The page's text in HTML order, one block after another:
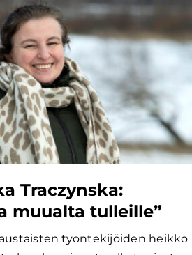
Traczynska:
muualta tulleille”
työntekijöiden heikko